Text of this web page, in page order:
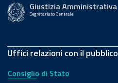
Giustizia Amministrativa
Segretariato Generale
Uffici relazioni con il pubblico
Consiglio di Stato